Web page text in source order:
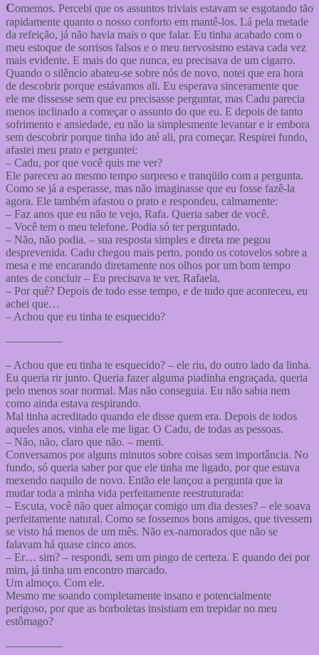
Comemos. Percebi que os assuntos triviais estavam se esgotando tão
rapidamente quanto o nosso conforto em mantê-los. Lá pela metade
da refeição, já não havia mais o que falar. Eu tinha acabado com o
meu estoque de sorrisos falsos e o meu nervosismo estava cada vez
mais evidente. E mais do que nunca, eu precisava de um cigarro.
Quando o silêncio abateu-se sobre nós de novo, notei que era hora
de descobrir porque estávamos ali. Eu esperava sinceramente que
ele me dissesse sem que eu precisasse perguntar, mas Cadu parecia
menos inclinado a começar o assunto do que eu. E depois de tanto
sofrimento e ansiedade, eu não ia simplesmente levantar e ir embora
sem descobrir porque tinha ido até ali, pra começar. Respirei fundo,
afastei meu prato e perguntei:
– Cadu, por que você quis me ver?
Ele pareceu ao mesmo tempo surpreso e tranqüilo com a pergunta.
Como se já a esperasse, mas não imaginasse que eu fosse fazê-la
agora. Ele também afastou o prato e respondeu, calmamente:
– Faz anos que eu não te vejo, Rafa. Queria saber de você.
– Você tem o meu telefone. Podia só ter perguntado.
– Não, não podia. – sua resposta simples e direta me pegou
desprevenida. Cadu chegou mais perto, pondo os cotovelos sobre a
mesa e me encarando diretamente nos olhos por um bom tempo
antes de concluir – Eu precisava te ver, Rafaela.
– Por quê? Depois de todo esse tempo, e de tudo que aconteceu, eu
achei que…
– Achou que eu tinha te esquecido?
—————
– Achou que eu tinha te esquecido? – ele riu, do outro lado da linha.
Eu queria rir junto. Queria fazer alguma piadinha engraçada, queria
pelo menos soar normal. Mas não conseguia. Eu não sabia nem
como ainda estava respirando.
Mal tinha acreditado quando ele disse quem era. Depois de todos
aqueles anos, vinha ele me ligar. O Cadu, de todas as pessoas.
– Não, não, claro que não. – menti.
Conversamos por alguns minutos sobre coisas sem importância. No
fundo, só queria saber por que ele tinha me ligado, por que estava
mexendo naquilo de novo. Então ele lançou a pergunta que ia
mudar toda a minha vida perfeitamente reestruturada:
– Escuta, você não quer almoçar comigo um dia desses? – ele soava
perfeitamente natural. Como se fossemos bons amigos, que tivessem
se visto há menos de um mês. Não ex-namorados que não se
falavam há quase cinco anos.
– Er… sim? – respondi, sem um pingo de certeza. E quando dei por
mim, já tinha um encontro marcado.
Um almoço. Com ele.
Mesmo me soando completamente insano e potencialmente
perigoso, por que as borboletas insistiam em trepidar no meu
estômago?
—————